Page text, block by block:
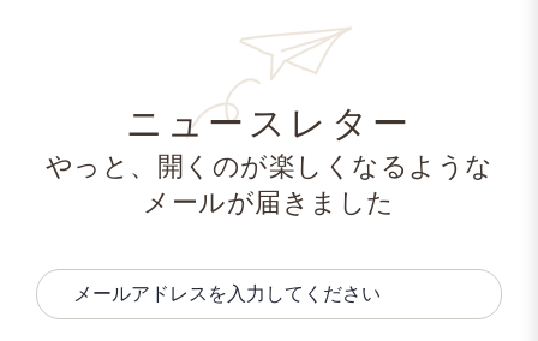
ニュースレター
やっと、開くのが楽しくなるような
メールが届きました